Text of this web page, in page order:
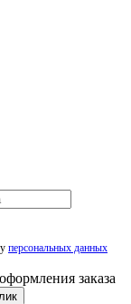
персональных данных
заказа